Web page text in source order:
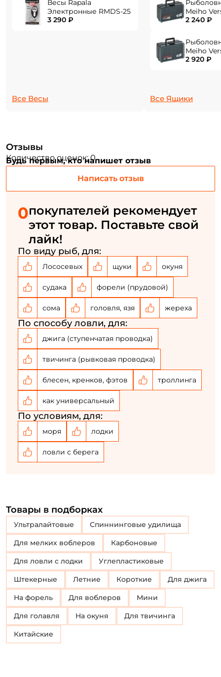
Весы Rapala
Электронные RMDS-25
3 290 ₽
Все Весы
Meiho
2 240 ₽
Meiho
2 920 ₽
Все Ящики
Отзывы
Количество оценок: 0
Будь первым, кто напишет отзыв
Написать отзыв
0покупателей рекомендует
этот товар. Поставьте свой
лайк!
По виду рыб, для:
Лососевых щуки окуня
судака форели (прудовой)
сома головля, язя жереха
По способу ловли, для:
джига (ступенчатая проводка)
твичинга (рывковая проводка)
блесен, кренков, фэтов троллинга
как универсальный
По условиям, для:
моря лодки
ловли с берега
Товары в подборках
Ультралайтовые Спиннинговые удилища
Для мелких воблеров Карбоновые
Для ловли с лодки Углепластиковые
Штекерные Летние Короткие Для джига
на форель Для воблеров Мини
Для голавля на окуня для твичинга
Китайские
Придумайте пароль: *